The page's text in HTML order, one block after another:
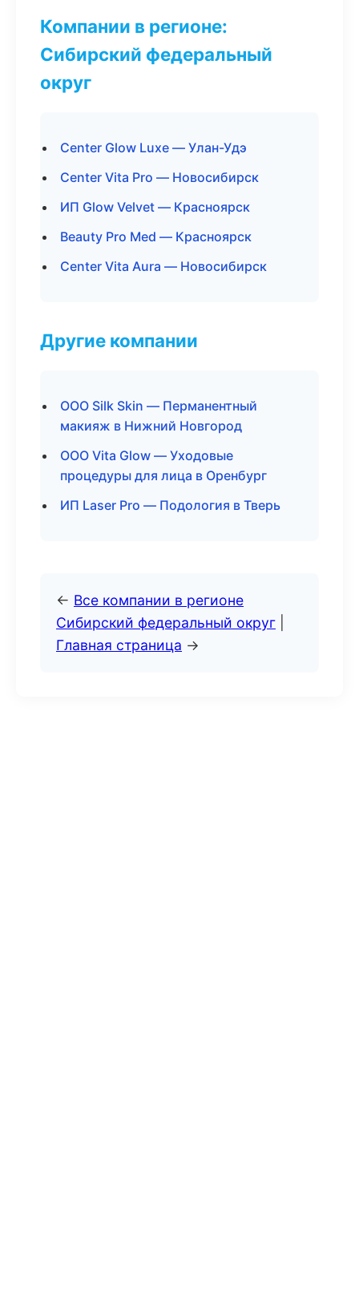
Компании в регионе:
Сибирский федеральный
округ
Center Glow Luxe — Улан-Удэ
Center Vita Pro — Новосибирск
ИП Glow Velvet — Красноярск
Beauty Pro Med — Красноярск
Center Vita Aura — Новосибирск
Другие компании
ООО Silk Skin — Перманентный
макияж в Нижний Новгород
ООО Vita Glow — Уходовые
процедуры для лица в Оренбург
ИП Laser Pro — Подология в Тверь
← Все компании в регионе
Сибирский федеральный округ
Главная страница →